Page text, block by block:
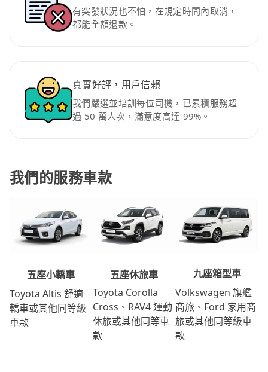
有突發狀況也不怕，在規定時間內取消，
都能全額退款。
真實好評，用戶信賴
我們嚴選並培訓每位司機，已累積服務超
過 50 萬人次，滿意度高達 99%。
我們的服務車款
五座小轎車
Toyota Altis 舒適
轎車或其他同等級
車款
五座休旅車
Toyota Corolla
Cross、RAV4 運動
休旅或其他同等車
款
九座箱型車
Volkswagen 旗艦
商旅、Ford 家用商
旅或其他同等級車
款